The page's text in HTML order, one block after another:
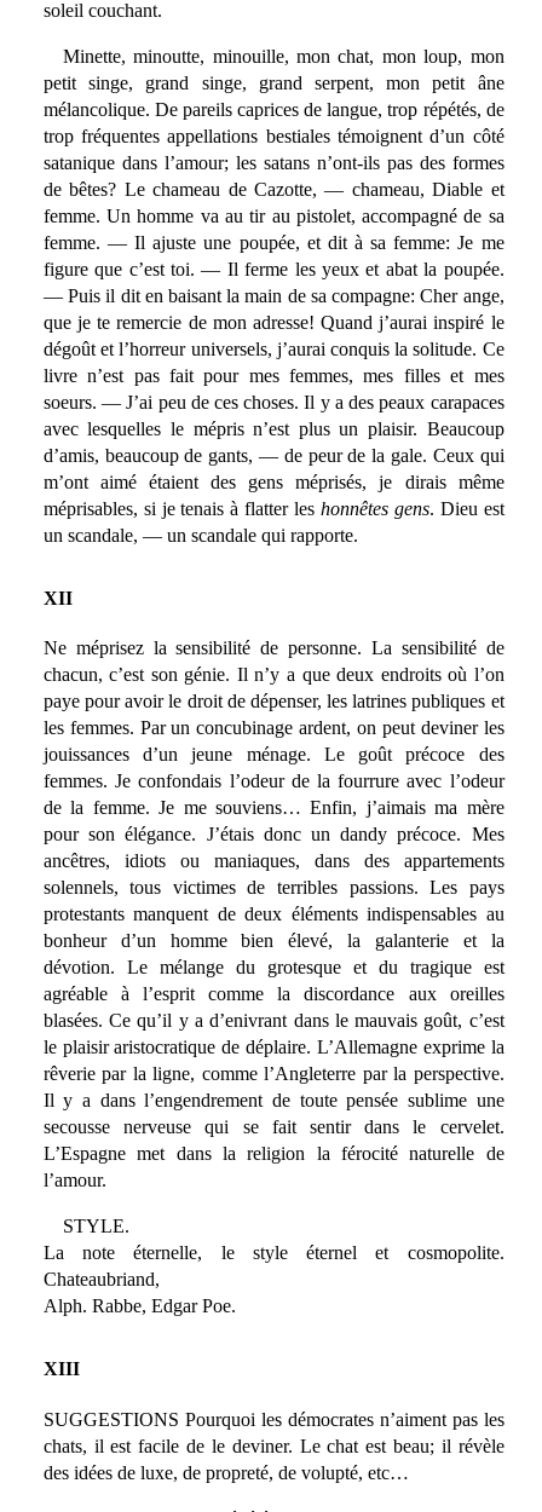
soleil couchant.
Minette, minoutte, minouille, mon chat, mon loup, mon
petit singe, grand singe, grand serpent, mon petit âne
mélancolique. De pareils caprices de langue, trop répétés, de
trop fréquentes appellations bestiales témoignent d’un côté
satanique dans l’amour; les satans n’ont-ils pas des formes
de bêtes? Le chameau de Cazotte, — chameau, Diable et
femme. Un homme va au tir au pistolet, accompagné de sa
femme. — Il ajuste une poupée, et dit à sa femme: Je me
figure que c’est toi. — Il ferme les yeux et abat la poupée.
— Puis il dit en baisant la main de sa compagne: Cher ange,
que je te remercie de mon adresse! Quand j’aurai inspiré le
dégoût et l’horreur universels, j’aurai conquis la solitude. Ce
livre n’est pas fait pour mes femmes, mes filles et mes
soeurs. — J’ai peu de ces choses. Il y a des peaux carapaces
avec lesquelles le mépris n’est plus un plaisir. Beaucoup
d’amis, beaucoup de gants, — de peur de la gale. Ceux qui
m’ont aimé étaient des gens méprisés, je dirais même
méprisables, si je tenais à flatter les honnêtes gens. Dieu est
un scandale, — un scandale qui rapporte.
XII
Ne méprisez la sensibilité de personne. La sensibilité de
chacun, c’est son génie. Il n’y a que deux endroits où l’on
paye pour avoir le droit de dépenser, les latrines publiques et
les femmes. Par un concubinage ardent, on peut deviner les
jouissances d’un jeune ménage. Le goût précoce des
femmes. Je confondais l’odeur de la fourrure avec l’odeur
de la femme. Je me souviens… Enfin, j’aimais ma mère
pour son élégance. J’étais donc un dandy précoce. Mes
ancêtres, idiots ou maniaques, dans des appartements
solennels, tous victimes de terribles passions. Les pays
protestants manquent de deux éléments indispensables au
bonheur d’un homme bien élevé, la galanterie et la
dévotion. Le mélange du grotesque et du tragique est
agréable à l’esprit comme la discordance aux oreilles
blasées. Ce qu’il y a d’enivrant dans le mauvais goût, c’est
le plaisir aristocratique de déplaire. L’Allemagne exprime la
rêverie par la ligne, comme l’Angleterre par la perspective.
Il y a dans l’engendrement de toute pensée sublime une
secousse nerveuse qui se fait sentir dans le cervelet.
L’Espagne met dans la religion la férocité naturelle de
l’amour.
STYLE.
La note éternelle, le style éternel et cosmopolite.
Chateaubriand,
Alph. Rabbe, Edgar Poe.
XIII
SUGGESTIONS Pourquoi les démocrates n’aiment pas les
chats, il est facile de le deviner. Le chat est beau; il révèle
des idées de luxe, de propreté, de volupté, etc…